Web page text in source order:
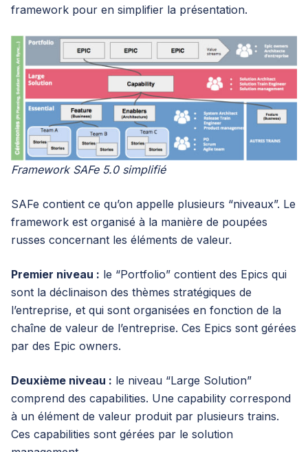
framework pour en simplifier la présentation.
Framework SAFe 5.0 simplifié
SAFe contient ce qu’on appelle plusieurs “niveaux”. Le
framework est organisé à la manière de poupées
russes concernant les éléments de valeur.
Premier niveau : le “Portfolio” contient des Epics qui
sont la déclinaison des thèmes stratégiques de
l’entreprise, et qui sont organisées en fonction de la
chaîne de valeur de l’entreprise. Ces Epics sont gérées
par des Epic owners.
Deuxième niveau : le niveau “Large Solution”
comprend des capabilities. Une capability correspond
à un élément de valeur produit par plusieurs trains.
Ces capabilities sont gérées par le solution